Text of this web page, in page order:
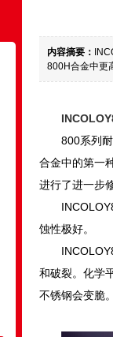
内容摘要：
800H合金中更
800系列
合金中的第一
进行了进一步
蚀性极好。
和破裂。化学
不锈钢会变脆